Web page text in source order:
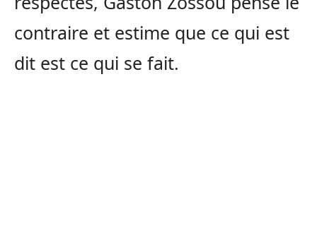
contraire et estime que ce qui est
dit est ce qui se fait.